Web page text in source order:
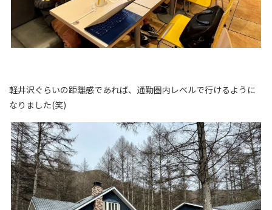
軽井沢ぐらいの距離感であれば、通勤圏内レベルで行けるように
なりました(笑)